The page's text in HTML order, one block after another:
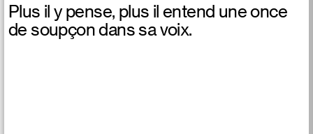
Plus il y pense, plus il entend une once
de soupçon dans sa voix.